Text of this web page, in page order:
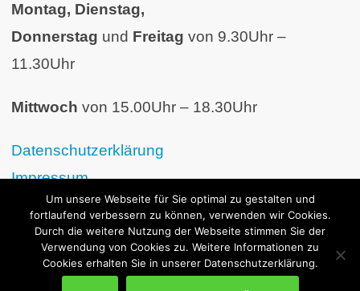
Montag, Dienstag,
Donnerstag und Freitag von 9.30Uhr –
11.30Uhr
Mittwoch von 15.00Uhr – 18.30Uhr
Datenschutzerklärung
Impressum
Um unsere Webseite für Sie optimal zu gestalten und
fortlaufend verbessern zu können, verwenden wir Cookies.
Durch die weitere Nutzung der Webseite stimmen Sie der
Verwendung von Cookies zu. Weitere Informationen zu
Cookies erhalten Sie in unserer Datenschutzerklärung.